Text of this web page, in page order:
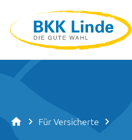
Für Versicherte